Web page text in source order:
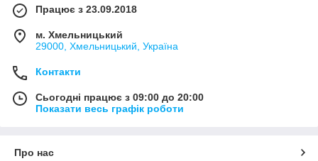
Працює з 23.09.2018
м. Хмельницький
29000, Хмельницький, Україна
Контакти
Сьогодні працює з 09:00 до 20:00
Показати весь графік роботи
Про нас